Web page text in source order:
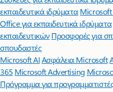
εκπαιδευτικά ιδρύματαMicrosoft
Office για εκπαιδευτικά ιδρύματα
εκπαιδευτικών Προσφορές για
σπουδαστές
Microsoft AIΑσφάλεια Microsoft
365 Microsoft Advertising
Πρόγραμμα για